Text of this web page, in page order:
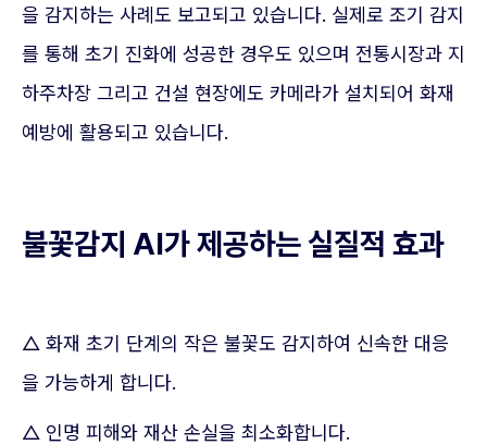
을 감지하는 사례도 보고되고 있습니다. 실제로 조기 감지
를 통해 초기 진화에 성공한 경우도 있으며 전통시장과 지
하주차장 그리고 건설 현장에도 카메라가 설치되어 화재
예방에 활용되고 있습니다.
불꽃감지 AI가 제공하는 실질적 효과
△ 화재 초기 단계의 작은 불꽃도 감지하여 신속한 대응
을 가능하게 합니다.
△ 인명 피해와 재산 손실을 최소화합니다.